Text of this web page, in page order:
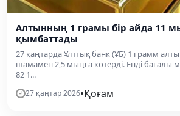
Алтынның 1 грамы бір айда 11
қымбаттады
27 қаңтарда Ұлттық банк (ҰБ) 1 грамм
шамамен 2,5 мыңға көтерді. Енді бағалы
82 1...
27 қаңтар 2026•Қоғам